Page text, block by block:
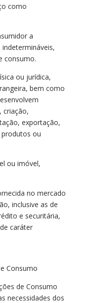
como
a
consumo.
ou jurídica,
bem como
criação,
exportação,
ou
ou imóvel,
no mercado
inclusive as de
e securitária,
caráter
Consumo
de Consumo
necessidades dos